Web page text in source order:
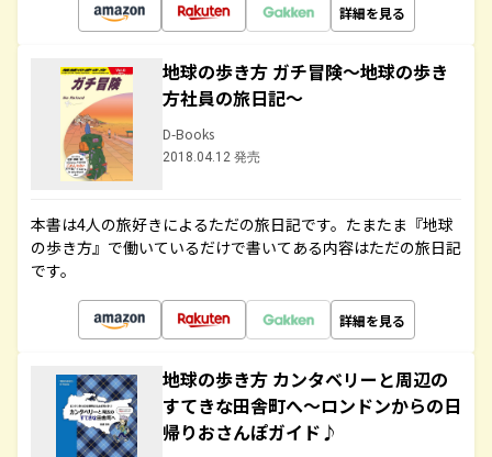
詳細を見る
地球の歩き方 ガチ冒険～地球の歩き
方社員の旅日記～
D-Books
2018.04.12 発売
本書は4人の旅好きによるただの旅日記です。たまたま『地球
の歩き方』で働いているだけで書いてある内容はただの旅日記
です。
詳細を見る
地球の歩き方 カンタベリーと周辺の
すてきな田舎町へ～ロンドンからの日
帰りおさんぽガイド♪